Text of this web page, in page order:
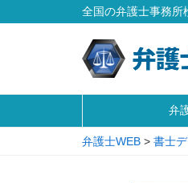
全国の弁護士事務所
弁
弁護士WEB > 書士